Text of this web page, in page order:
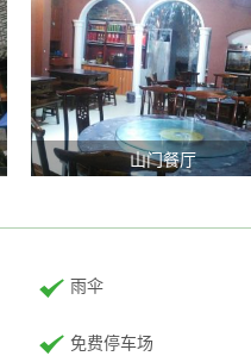
山门餐厅
雨伞
免费停车场